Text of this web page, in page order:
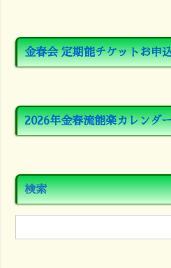
金春会 定期能チケットお申
2026年金春流能楽カレンダ
検索